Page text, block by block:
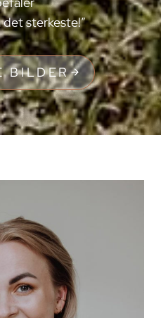
sterkeste!”
BILDER